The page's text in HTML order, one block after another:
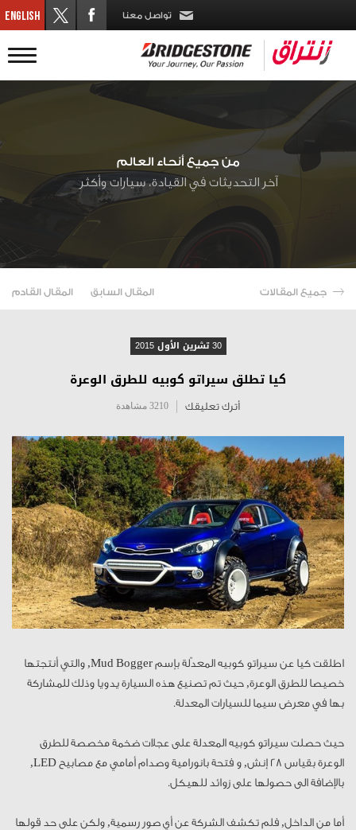
تواصل معنا
من جميع أنحاء العالم
آخر التحديثات في القيادة، سيارات وأكثر
جميع المقالات المقال السابق المقال القادم
30 تشرين الأول 2015
كيا تطلق سيراتو كوبيه للطرق الوعرة
أترك تعليقك 3210 مشاهدة
اطلقت كيا عن سيراتو كوبيه المعدّلة بإسم Mud Bogger, والتي أنتجتها
خصيصا للطرق الوعرة, حيث تم تصنيع هذه السيارة يدويا وذلك للمشاركة
بها في معرض سيما للسيارات المعدلة.
حيث حصلت سيراتو كوبيه المعدلة على عجلات ضخمة مخصصة للطرق
الوعرة بقياس 28 إنش, و فتحة بانورامية وصدام أمامي مع مصابيح LED,
بالإضافة الى حصولها على زوائد للهيكل.
أما من الداخل, فلم تكشف الشركة عن أي صور رسمية, ولكن على حد قولها